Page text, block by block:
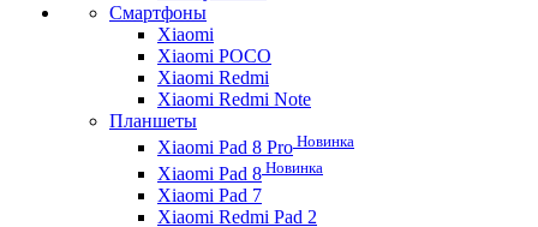
Смартфоны
Xiaomi
Xiaomi POCO
Xiaomi Redmi
Xiaomi Redmi Note
Планшеты
Xiaomi Pad 8 Pro Новинка
Xiaomi Pad 8 Новинка
Xiaomi Pad 7
Xiaomi Redmi Pad 2